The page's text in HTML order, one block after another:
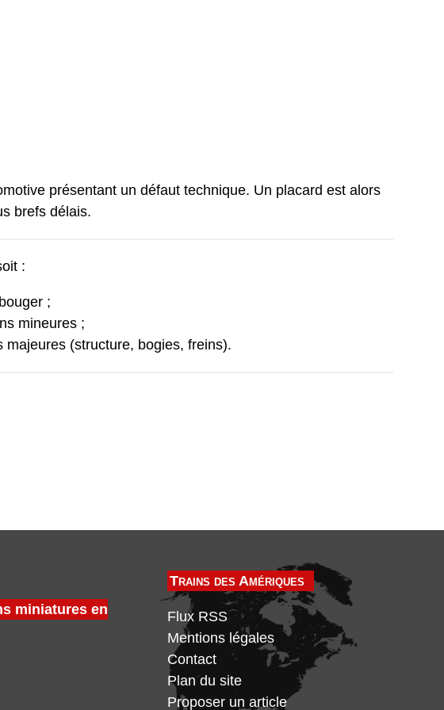
présentant un défaut technique. Un placard est alors
brefs délais.
:
;
mineures ;
majeures (structure, bogies, freins).
miniatures en
Trains des Amériques
Flux RSS
Mentions légales
Contact
Plan du site
Proposer un article